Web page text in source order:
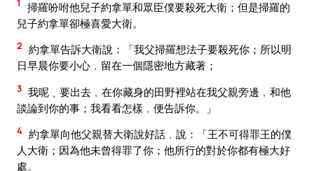
1
掃羅吩咐他兒子約拿單和眾臣僕要殺死大衛；但是掃羅的
兒子約拿單卻極喜愛大衛。
2 約拿單告訴大衛說：「我父掃羅想法子要殺死你；所以明
日早晨你要小心﹐留在一個隱密地方藏著；
3 我呢﹑要出去﹐在你藏身的田野裡站在我父親旁邊﹐和他
談論到你的事；我看看怎樣﹐便告訴你。」
4 約拿單向他父親替大衛說好話﹐說：「王不可得罪王的僕
人大衛；因為他未曾得罪了你；他所行的對於你都有極大好
處。